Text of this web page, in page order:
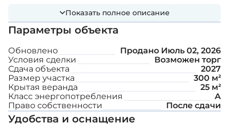
открываются потрясающие виды.
Дополнительные характеристики:
Центральное отопление
Система сигнализации
Зарядное устройство для электромобилей
Крытая парковка
Показать полное описание
Параметры объекта
Обновлено Продано Июль 02, 2026
Условия сделки
Возможен торг
Сдача объекта
2027
Размер участка
300 м²
Крытая веранда
25 м²
Класс энергопотребления
A
Право собственности
После сдачи
Удобства и оснащение